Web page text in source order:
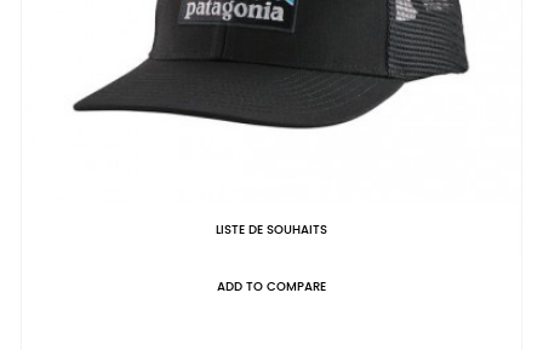
LISTE DE SOUHAITS
ADD TO COMPARE